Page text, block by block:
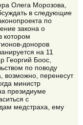
Олега Морозова,
в следующие
по
закона о
котором
доноров
на 11
Георгий Боос,
по поводу
возможно, перенесут
министр
президиуме
с
медстраха, ему